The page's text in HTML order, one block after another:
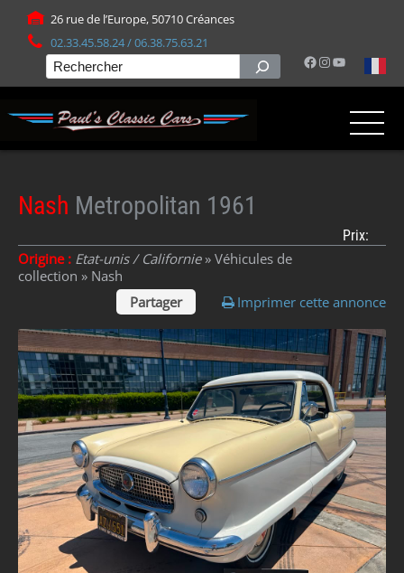
26 rue de l’Europe, 50710 Créances
02.33.45.58.24 / 06.38.75.63.21
Facebook
Instagram
YouTube
Rechercher
Nash Metropolitan 1961
Prix:
Origine : Etat-unis / Californie» Véhicules de
collection » Nash
Partager
Imprimer cette annonce
Panneau de gestion des cookies